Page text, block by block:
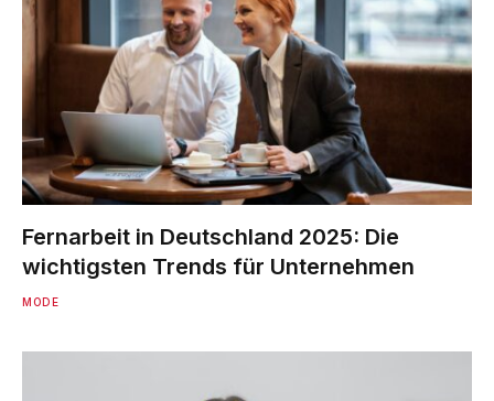
Fernarbeit in Deutschland 2025: Die
wichtigsten Trends für Unternehmen
MODE